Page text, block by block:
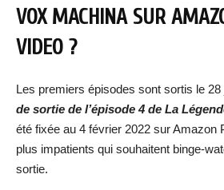
VOX MACHINA SUR
VIDEO ?
Les premiers épisodes sont sortis le 28
de sortie de l’épisode 4 de La
été fixée au 4 février 2022 sur Amazon
plus impatients qui souhaitent binge-
sortie.